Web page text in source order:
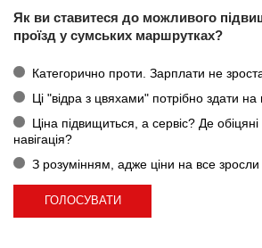
Як ви ставитеся до можливого
проїзд у сумських маршрутках?
Категорично проти. Зарплати не
Ці "відра з цвяхами" потрібно здати
Ціна підвищиться, а сервіс? Де
навігація?
З розумінням, адже ціни на все зросли